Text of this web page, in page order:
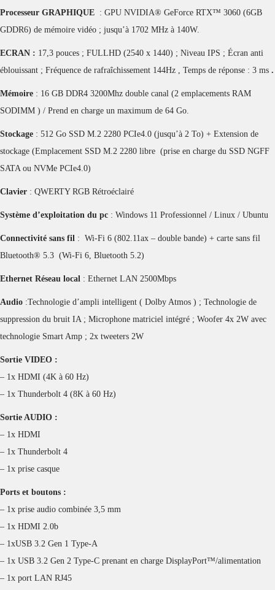
Processeur GRAPHIQUE : GPU NVIDIA® GeForce RTX™ 3060 (6GB
GDDR6) de mémoire vidéo ; jusqu’à 1702 MHz à 140W.
ECRAN : 17,3 pouces ; FULLHD (2540 x 1440) ; Niveau IPS ; Écran anti
éblouissant ; Fréquence de rafraîchissement 144Hz , Temps de réponse : 3 ms .
Mémoire : 16 GB DDR4 3200Mhz double canal (2 emplacements RAM
SODIMM ) / Prend en charge un maximum de 64 Go.
Stockage : 512 Go SSD M.2 2280 PCIe4.0 (jusqu’à 2 To) + Extension de
stockage (Emplacement SSD M.2 2280 libre (prise en charge du SSD NGFF
SATA ou NVMe PCIe4.0)
Clavier : QWERTY RGB Rétroéclairé
Système d’exploitation du pc : Windows 11 Professionnel / Linux / Ubuntu
Connectivité sans fil : Wi-Fi 6 (802.11ax – double bande) + carte sans fil
Bluetooth® 5.3 (Wi-Fi 6, Bluetooth 5.2)
Ethernet Réseau local : Ethernet LAN 2500Mbps
Audio :Technologie d’ampli intelligent ( Dolby Atmos ) ; Technologie de
suppression du bruit IA ; Microphone matriciel intégré ; Woofer 4x 2W avec
technologie Smart Amp ; 2x tweeters 2W
Sortie VIDEO :
– 1x HDMI (4K à 60 Hz)
– 1x Thunderbolt 4 (8K à 60 Hz)
Sortie AUDIO :
– 1x HDMI
– 1x Thunderbolt 4
– 1x prise casque
Ports et boutons :
– 1x prise audio combinée 3,5 mm
– 1x HDMI 2.0b
– 1xUSB 3.2 Gen 1 Type-A
– 1x USB 3.2 Gen 2 Type-C prenant en charge DisplayPort™/alimentation
– 1x port LAN RJ45